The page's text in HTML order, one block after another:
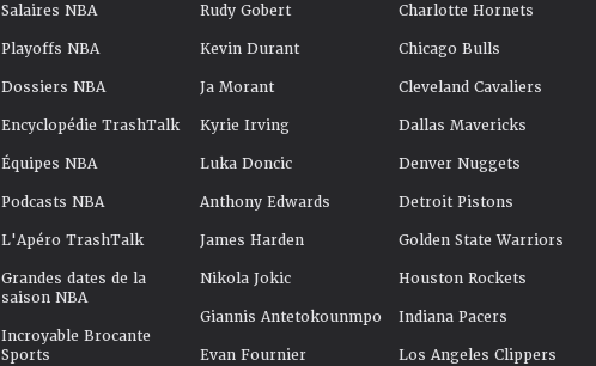
Salaires NBA
Playoffs NBA
Dossiers NBA
Encyclopédie TrashTalk
Équipes NBA
Podcasts NBA
L'Apéro TrashTalk
Grandes dates de la
saison NBA
Incroyable Brocante
Sports
Rudy Gobert
Kevin Durant
Ja Morant
Kyrie Irving
Luka Doncic
Anthony Edwards
James Harden
Nikola Jokic
Giannis Antetokounmpo
Evan Fournier
Charlotte Hornets
Chicago Bulls
Cleveland Cavaliers
Dallas Mavericks
Denver Nuggets
Detroit Pistons
Golden State Warriors
Houston Rockets
Indiana Pacers
Los Angeles Clippers